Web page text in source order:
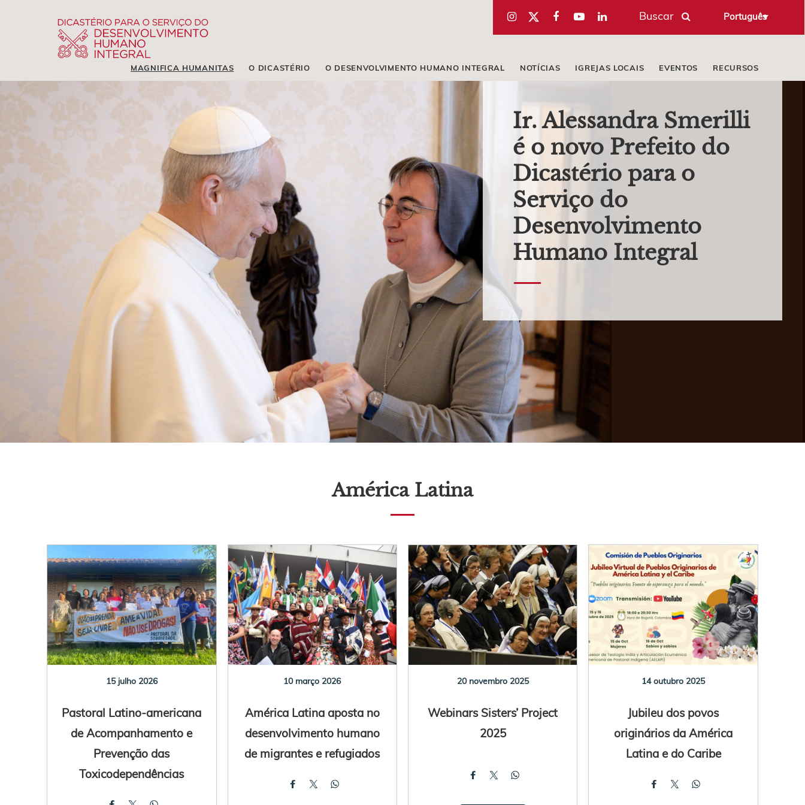
Buscar Português
MAGNIFICA HUMANITAS O DICASTÉRIO O DESENVOLVIMENTO HUMANO INTEGRAL NOTÍCIAS IGREJAS LOCAIS EVENTOS RECURSOS
Ir. Alessandra Smerilli
é o novo Prefeito do
Dicastério para o
Serviço do
Desenvolvimento
Humano Integral
América Latina
15 julho 2026
Pastoral Latino-americana
de Acompanhamento e
Prevenção das
Toxicodependências
10 março 2026
América Latina aposta no
desenvolvimento humano
de migrantes e refugiados
20 novembro 2025
Webinars Sisters’ Project
2025
14 outubro 2025
Jubileu dos povos
originários da América
Latina e do Caribe